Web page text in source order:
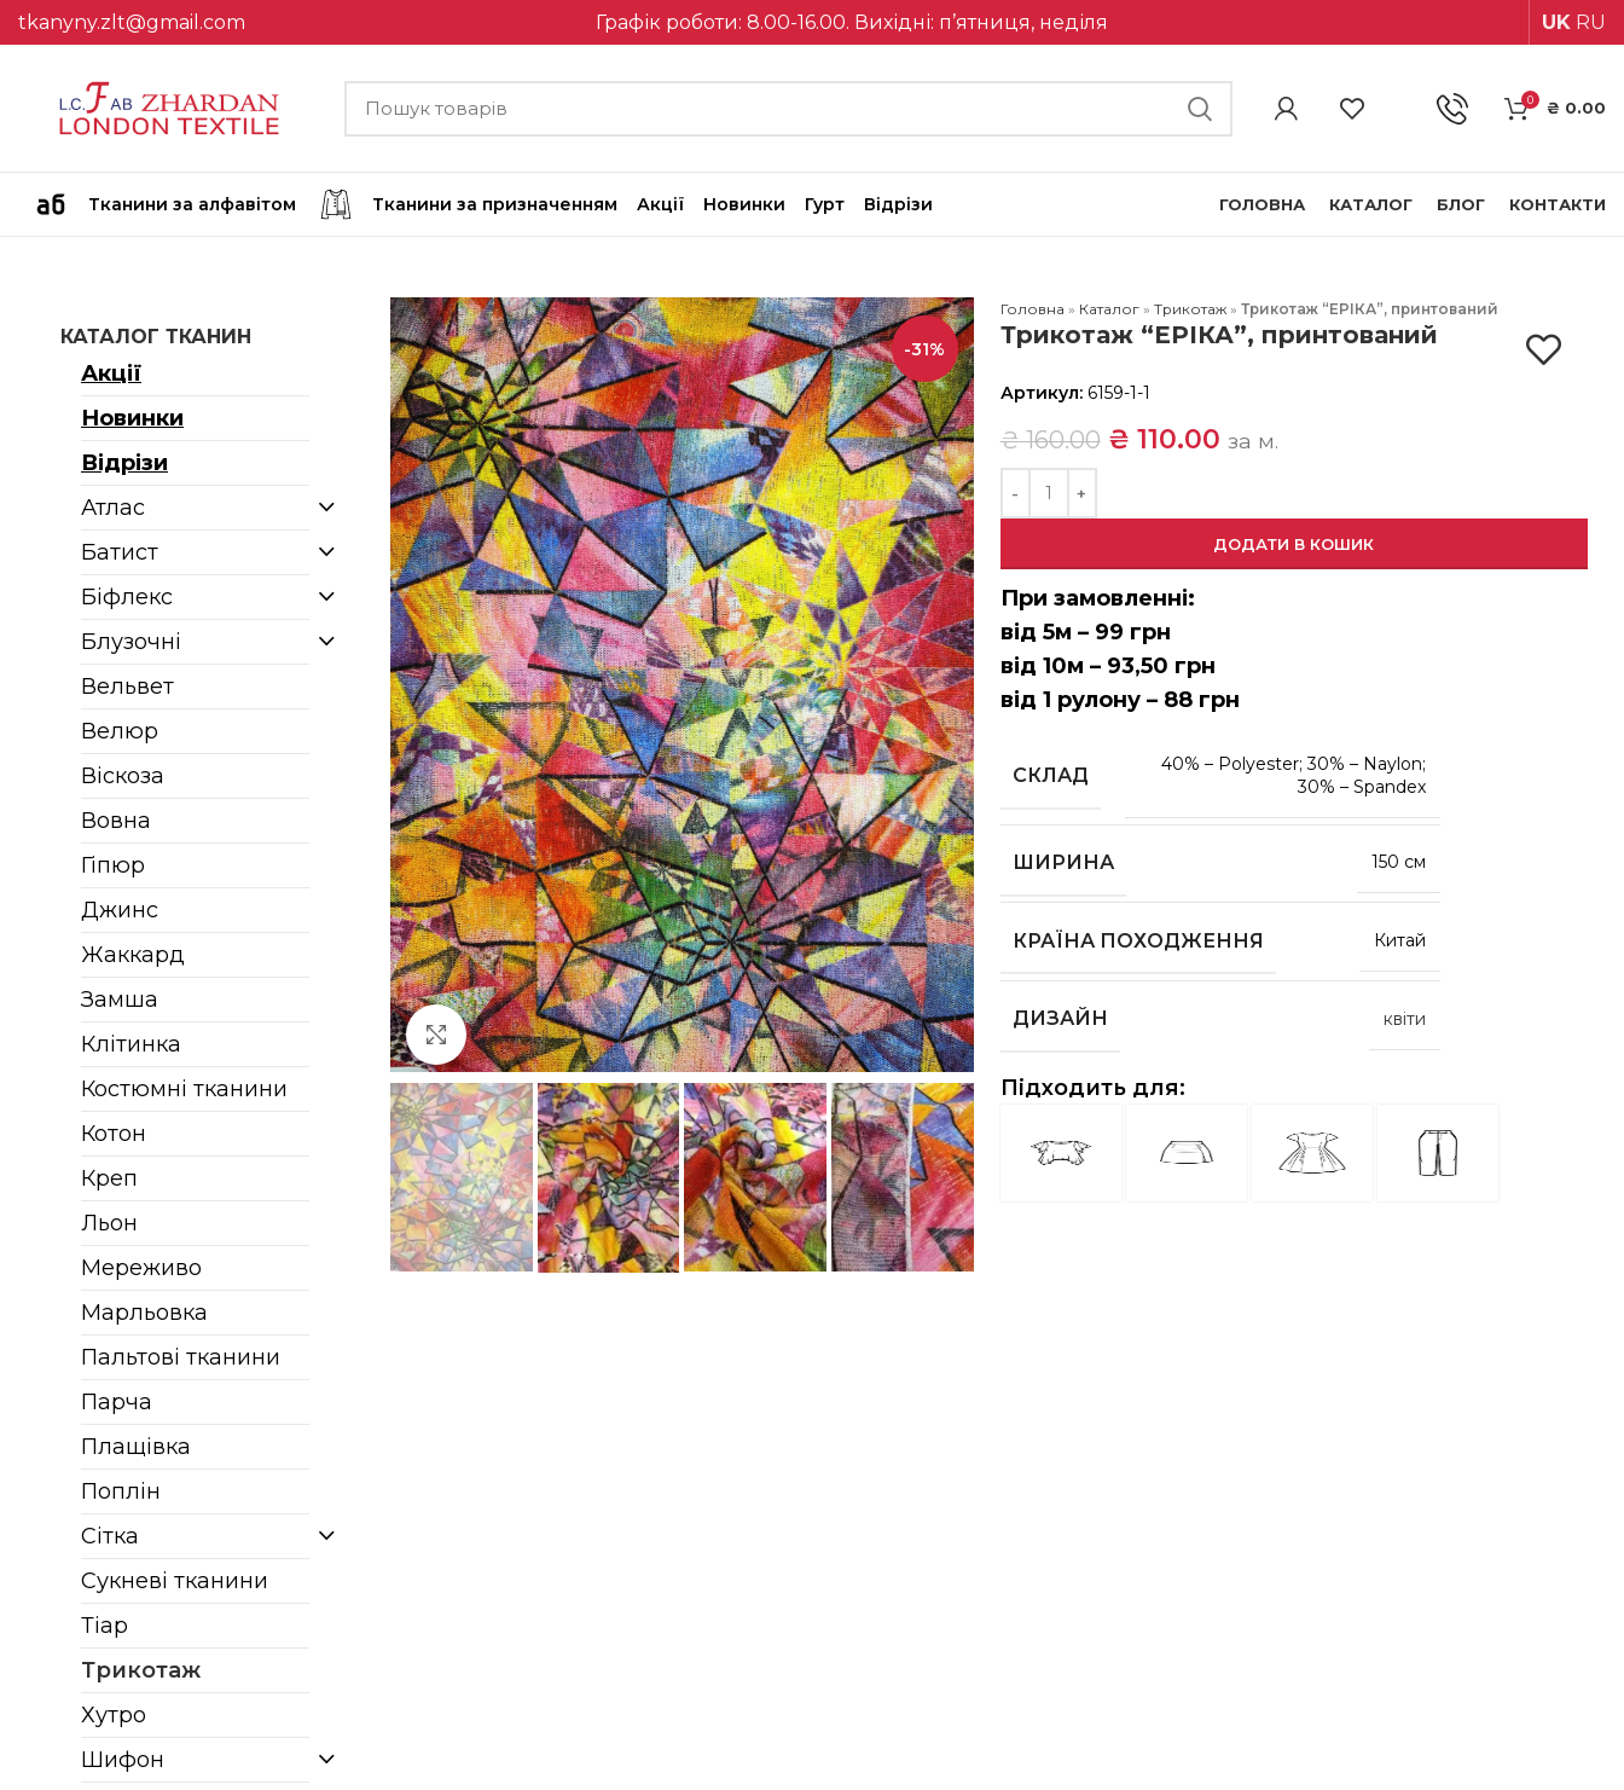
tkanyny.zlt@gmail.com Графік роботи: 8.00-16.00. Вихідні: п’ятниця, неділя UK RU
0 ₴ 0.00
Тканини за алфавітом Тканини за призначенням Акції Новинки Гурт Відрізи ГОЛОВНА КАТАЛОГ БЛОГ КОНТАКТИ
КАТАЛОГ ТКАНИН
Акції
Новинки
Відрізи
Атлас
Батист
Біфлекс
Блузочні
Вельвет
Велюр
Віскоза
Вовна
Гіпюр
Джинс
Жаккард
Замша
Клітинка
Костюмні тканини
Котон
Креп
Льон
Мереживо
Марльовка
Пальтові тканини
Парча
Плащівка
Поплін
Сітка
Сукневі тканини
Тіар
Трикотаж
Хутро
Шифон
-31%
Клацніть, щоб збільшити
Головна » Каталог» Трикотаж» Трикотаж “ЕРІКА”, принтований
Трикотаж “ЕРІКА”, принтований
Артикул: 6159-1-1
₴160.00 ₴ 110.00 за м.
ДОДАТИ В КОШИК
При замовленні:
від 5м – 99 грн
від 10м – 93,50 грн
від 1 рулону – 88 грн
СКЛАД
40% – Polyester; 30% – Naylon;
30% – Spandex
ШИРИНА 150 см
КРАЇНА ПОХОДЖЕННЯ Китай
ДИЗАЙН квіти
Підходить для: